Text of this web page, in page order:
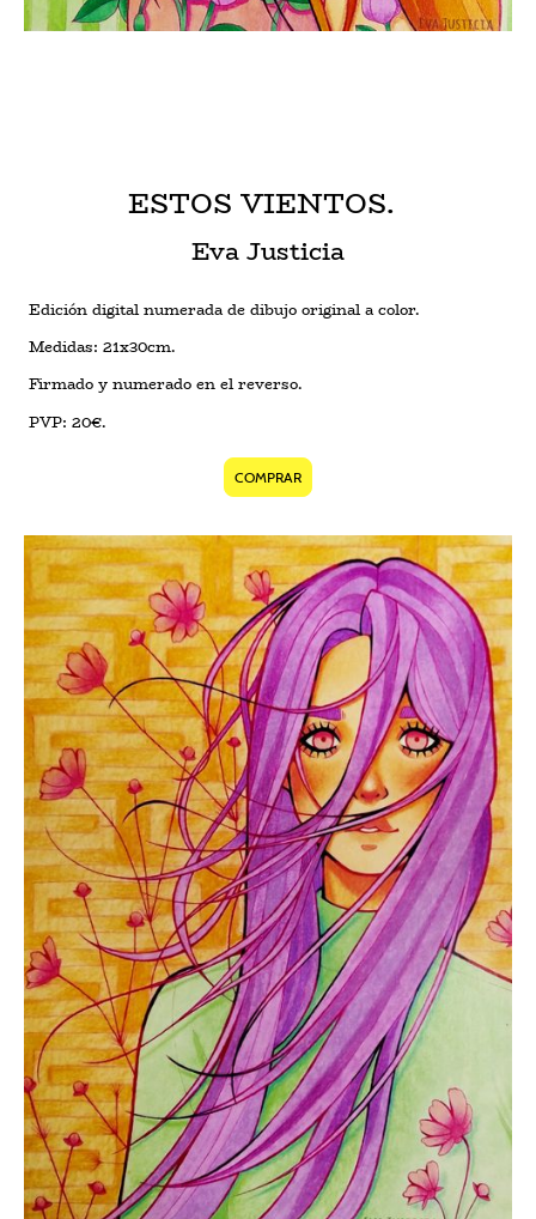
ESTOS VIENTOS.
Eva Justicia
Edición digital numerada de dibujo original a color.
Medidas: 21x30cm.
Firmado y numerado en el reverso.
PVP: 20€.
COMPRAR